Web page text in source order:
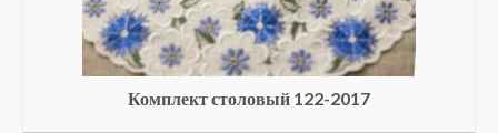
Комплект столовый 122-2017